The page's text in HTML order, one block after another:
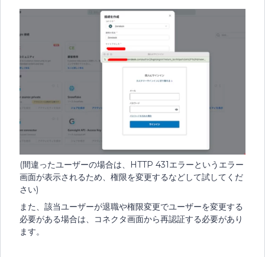
(間違ったユーザーの場合は、HTTP 431エラーというエラー
画面が表示されるため、権限を変更するなどして試してくだ
さい)
また、該当ユーザーが退職や権限変更でユーザーを変更する
必要がある場合は、コネクタ画面から再認証する必要があり
ます。